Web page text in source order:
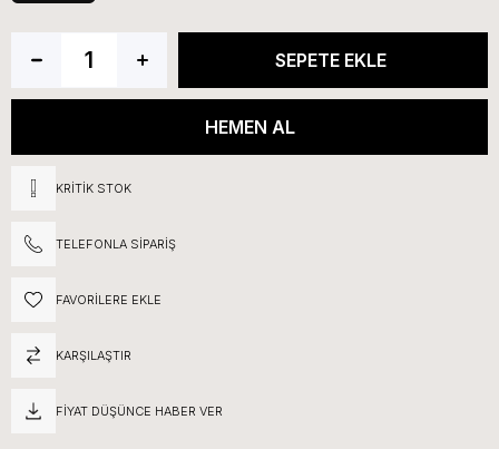
KRITIK STOK
TELEFONLA SIPARIŞ
FAVORILERE EKLE
KARŞILAŞTIR
FIYAT DÜŞÜNCE HABER VER